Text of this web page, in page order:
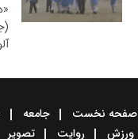
صفحه نخست جامعه
ورزش
روایت تصویر